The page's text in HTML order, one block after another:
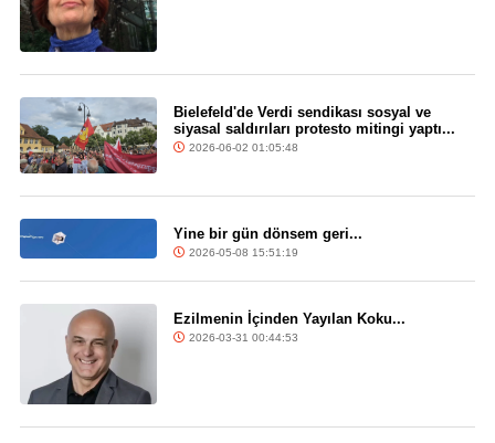
Bielefeld'de Verdi sendikası sosyal ve
siyasal saldırıları protesto mitingi yaptı...
2026-06-02 01:05:48
Yine bir gün dönsem geri...
2026-05-08 15:51:19
Ezilmenin İçinden Yayılan Koku...
2026-03-31 00:44:53